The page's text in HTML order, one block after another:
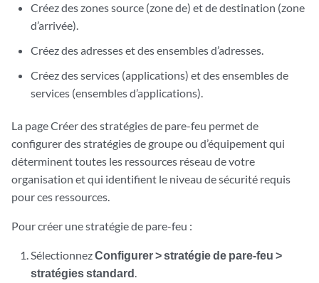
Créez des zones source (zone de) et de destination (zone
d’arrivée).
Créez des adresses et des ensembles d’adresses.
Créez des services (applications) et des ensembles de
services (ensembles d’applications).
La page Créer des stratégies de pare-feu permet de
configurer des stratégies de groupe ou d’équipement qui
déterminent toutes les ressources réseau de votre
organisation et qui identifient le niveau de sécurité requis
pour ces ressources.
Pour créer une stratégie de pare-feu :
SélectionnezConfigurer > stratégie de pare-feu >
stratégies standard.